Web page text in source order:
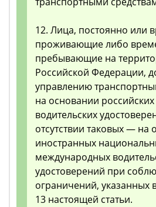
12. Лица, постоянно или
проживающие либо
пребывающие на
Российской Федерации,
управлению
на основании
водительских
отсутствии таковых — на
иностранных
международных
удостоверений при
ограничений, указанных
13 настоящей статьи.